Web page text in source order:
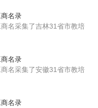
名录
名采集了吉林31省市教培
名录
名采集了安徽31省市教培
名录